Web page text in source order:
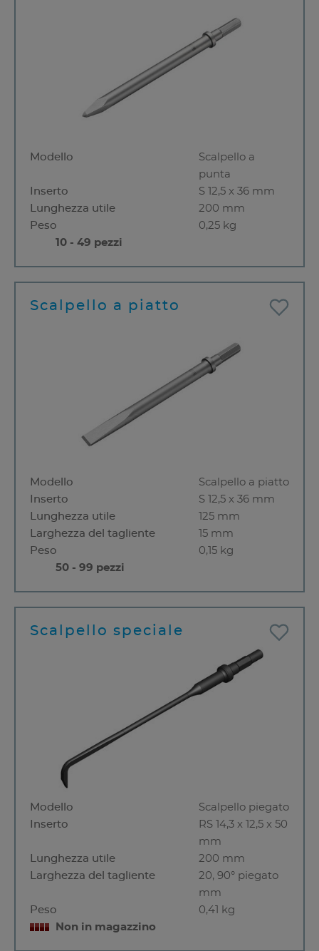
Modello
Scalpello a
punta
Inserto
S 12,5 x 36 mm
Lunghezza utile
200 mm
Peso
0,25 kg
10 - 49 pezzi
Scalpello a piatto
Modello
Scalpello a piatto
Inserto
S 12,5 x 36 mm
Lunghezza utile
125 mm
Larghezza del tagliente
15 mm
Peso
0,15 kg
50 - 99 pezzi
Scalpello speciale
Modello
Scalpello piegato
Inserto
RS 14,3 x 12,5 x 50
mm
Lunghezza utile
200 mm
Larghezza del tagliente
20, 90° piegato
mm
Peso
0,41 kg
Non in magazzino